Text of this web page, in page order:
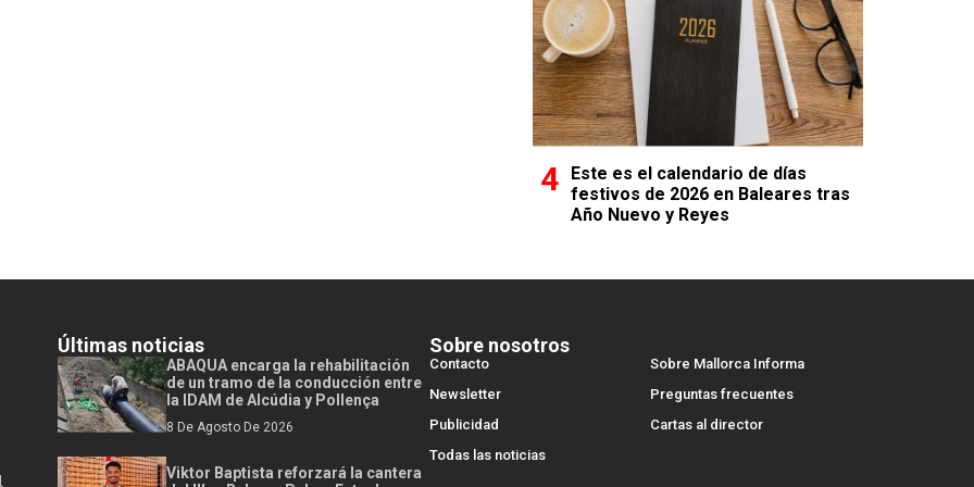
Este es el calendario de días
festivos de 2026 en Baleares tras
Año Nuevo y Reyes
Últimas noticias
ABAQUA encarga la rehabilitación
de un tramo de la conducción entre
la IDAM de Alcúdia y Pollença
8 De Agosto De 2026
Viktor Baptista reforzará la cantera
Sobre nosotros
Contacto
Sobre Mallorca Informa
Newsletter
Preguntas frecuentes
Publicidad
Cartas al director
Todas las noticias